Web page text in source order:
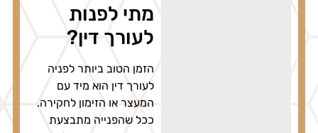
מתי לפנות
לעורך דין?
הזמן הטוב ביותר לפניה
לעורך דין הוא מיד עם
המעצר או הזימון לחקירה.
ככל שהפנייה מתבצעת